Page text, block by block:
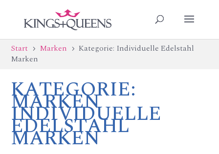
Start 5 Marken 5 Kategorie: Individuelle Edelstahl
Marken
KATEGORIE:
MARKEN
INDIVIDUELLE
EDELSTAHL
MARKEN